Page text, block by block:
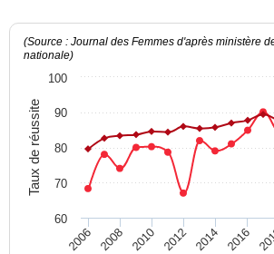
Taux de réussite
(Source : Journal des Femmes d'après ministère
nationale)
2006 2008 2010 2012 2014 2016
60
70
80
90
100